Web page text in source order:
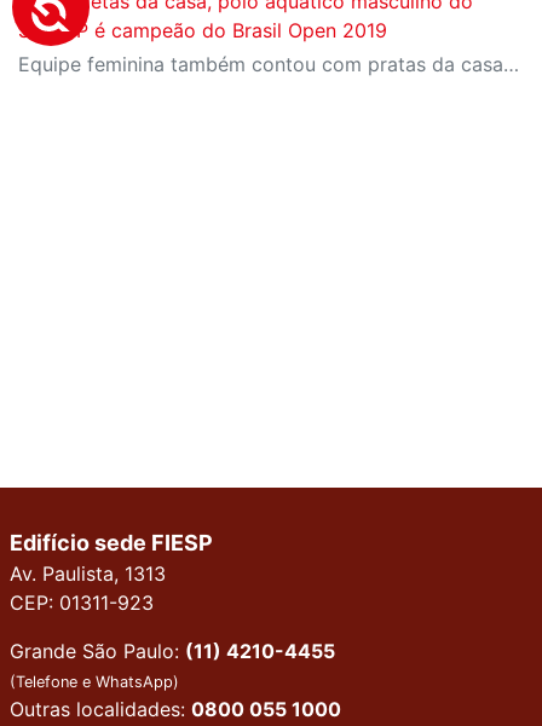
Sesi-SP é campeão do Brasil Open 2019
Equipe feminina também contou com pratas da casa e subiu ao pódio na terceira colocação
Edifício sede FIESP
Av. Paulista, 1313
CEP: 01311-923
Grande São Paulo: (11) 4210-4455
(Telefone e WhatsApp)
Outras localidades: 0800 055 1000